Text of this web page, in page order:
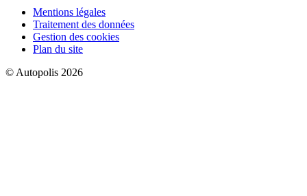
Mentions légales
Traitement des données
Gestion des cookies
Plan du site
© Autopolis 2026